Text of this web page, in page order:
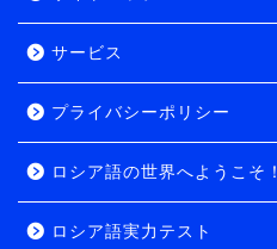
サービス
プライバシーポリシー
ロシア語の世界へようこそ！
ロシア語実力テスト